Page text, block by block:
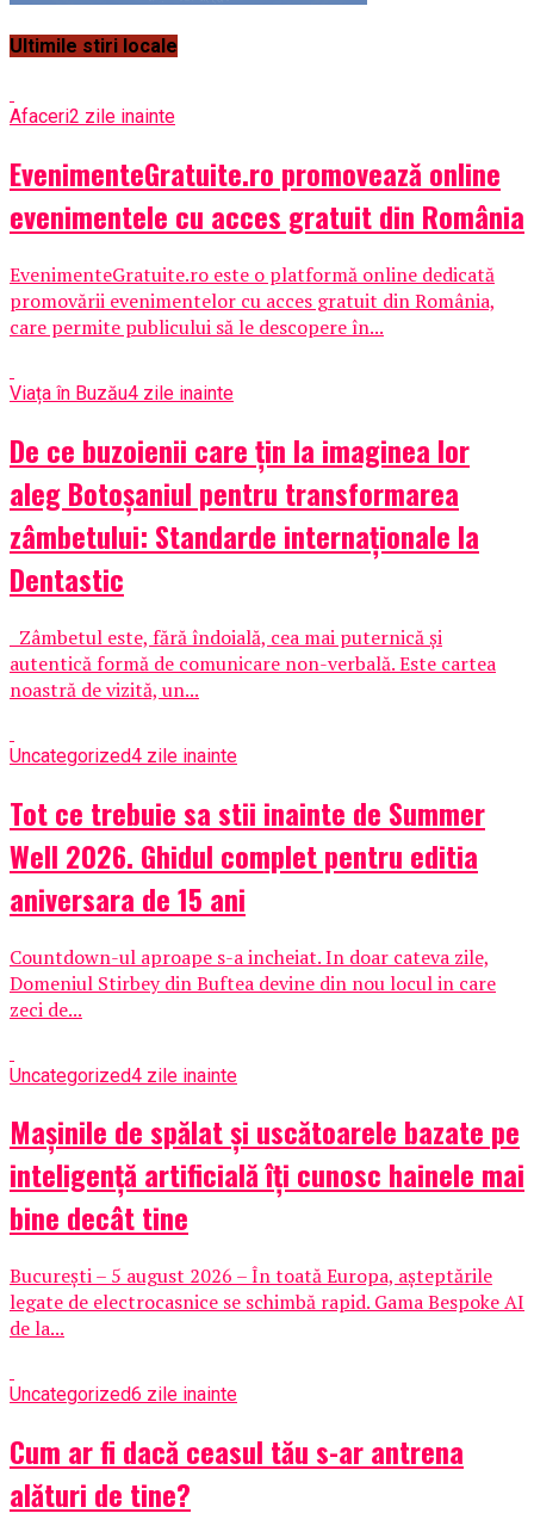
Ultimile stiri locale
Afaceri2 zile inainte
EvenimenteGratuite.ro promovează online
evenimentele cu acces gratuit din România
EvenimenteGratuite.ro este o platformă online dedicată
promovării evenimentelor cu acces gratuit din România,
care permite publicului să le descopere în...
Viața în Buzău4 zile inainte
De ce buzoienii care țin la imaginea lor
aleg Botoșaniul pentru transformarea
zâmbetului: Standarde internaționale la
Dentastic
Zâmbetul este, fără îndoială, cea mai puternică și
autentică formă de comunicare non-verbală. Este cartea
noastră de vizită, un...
Uncategorized4 zile inainte
Tot ce trebuie sa stii inainte de Summer
Well 2026. Ghidul complet pentru editia
aniversara de 15 ani
Countdown-ul aproape s-a incheiat. In doar cateva zile,
Domeniul Stirbey din Buftea devine din nou locul in care
zeci de...
Uncategorized4 zile inainte
Mașinile de spălat și uscătoarele bazate pe
inteligență artificială îți cunosc hainele mai
bine decât tine
București – 5 august 2026 – În toată Europa, așteptările
legate de electrocasnice se schimbă rapid. Gama Bespoke AI
de la...
Uncategorized6 zile inainte
Cum ar fi dacă ceasul tău s-ar antrena
alături de tine?